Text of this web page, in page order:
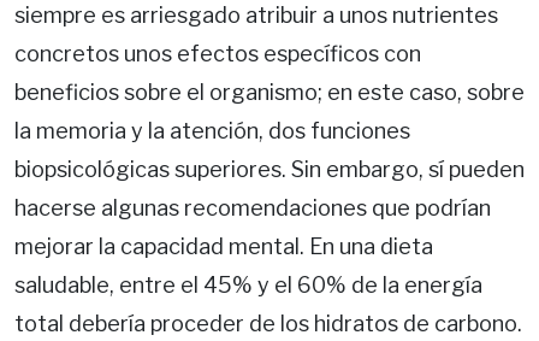
siempre es arriesgado atribuir a unos nutrientes
concretos unos efectos específicos con
beneficios sobre el organismo; en este caso, sobre
la memoria y la atención, dos funciones
biopsicológicas superiores. Sin embargo, sí pueden
hacerse algunas recomendaciones que podrían
mejorar la capacidad mental. En una dieta
saludable, entre el 45% y el 60% de la energía
total debería proceder de los hidratos de carbono.